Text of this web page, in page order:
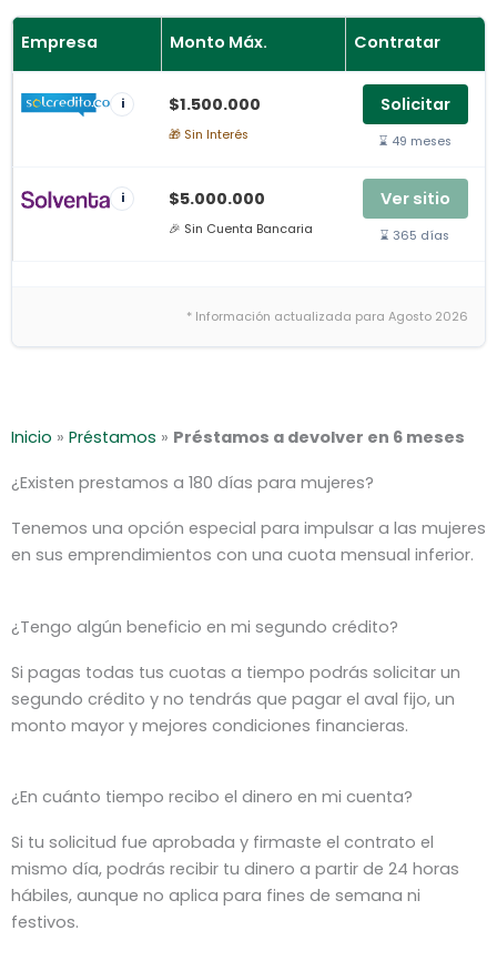
Empresa Monto Máx. Contratar
i $1.500.000
🎁 Sin Interés
Solicitar
⌛ 49 meses
i $5.000.000
🎉 Sin Cuenta Bancaria
Ver sitio
⌛ 365 días
* Información actualizada para Agosto 2026
Inicio » Préstamos » Préstamos a devolver en 6 meses
¿Existen prestamos a 180 días para mujeres?
Tenemos una opción especial para impulsar a las mujeres
en sus emprendimientos con una cuota mensual inferior.
¿Tengo algún beneficio en mi segundo crédito?
Si pagas todas tus cuotas a tiempo podrás solicitar un
segundo crédito y no tendrás que pagar el aval fijo, un
monto mayor y mejores condiciones financieras.
¿En cuánto tiempo recibo el dinero en mi cuenta?
Si tu solicitud fue aprobada y firmaste el contrato el
mismo día, podrás recibir tu dinero a partir de 24 horas
hábiles, aunque no aplica para fines de semana ni
festivos.